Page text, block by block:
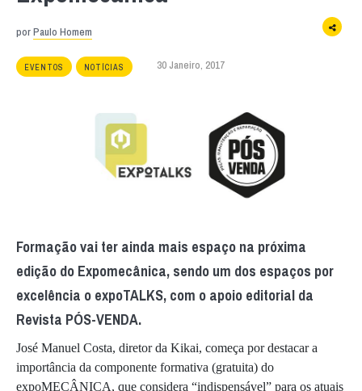
porPaulo Homem
EVENTOS NOTÍCIAS 30 Janeiro, 2017
Formação vai ter ainda mais espaço na próxima
edição do Expomecânica, sendo um dos espaços por
excelência o expoTALKS, com o apoio editorial da
Revista PÓS-VENDA.
José Manuel Costa, diretor da Kikai, começa por destacar a
importância da componente formativa (gratuita) do
expoMECÂNICA, que considera “indispensável” para os atuais